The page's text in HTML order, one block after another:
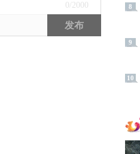
0 /2000
发布
8
9
10